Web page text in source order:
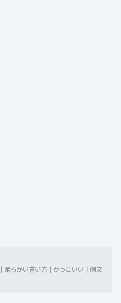
柔らかい言い方｜かっこいい｜例文